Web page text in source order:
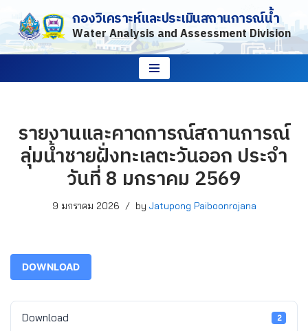
Skip
to
กองวิเคราะห์และประเมินสถานการณ์น้ำ
Water Analysis and Assessment Division
รายงานและคาดการณ์สถานการณ์
ลุ่มน้ำชายฝั่งทะเลตะวันออก ประจำ
วันที่ 8 มกราคม 2569
9 มกราคม 2026 by Jatupong Paiboonrojana
DOWNLOAD
Download 2